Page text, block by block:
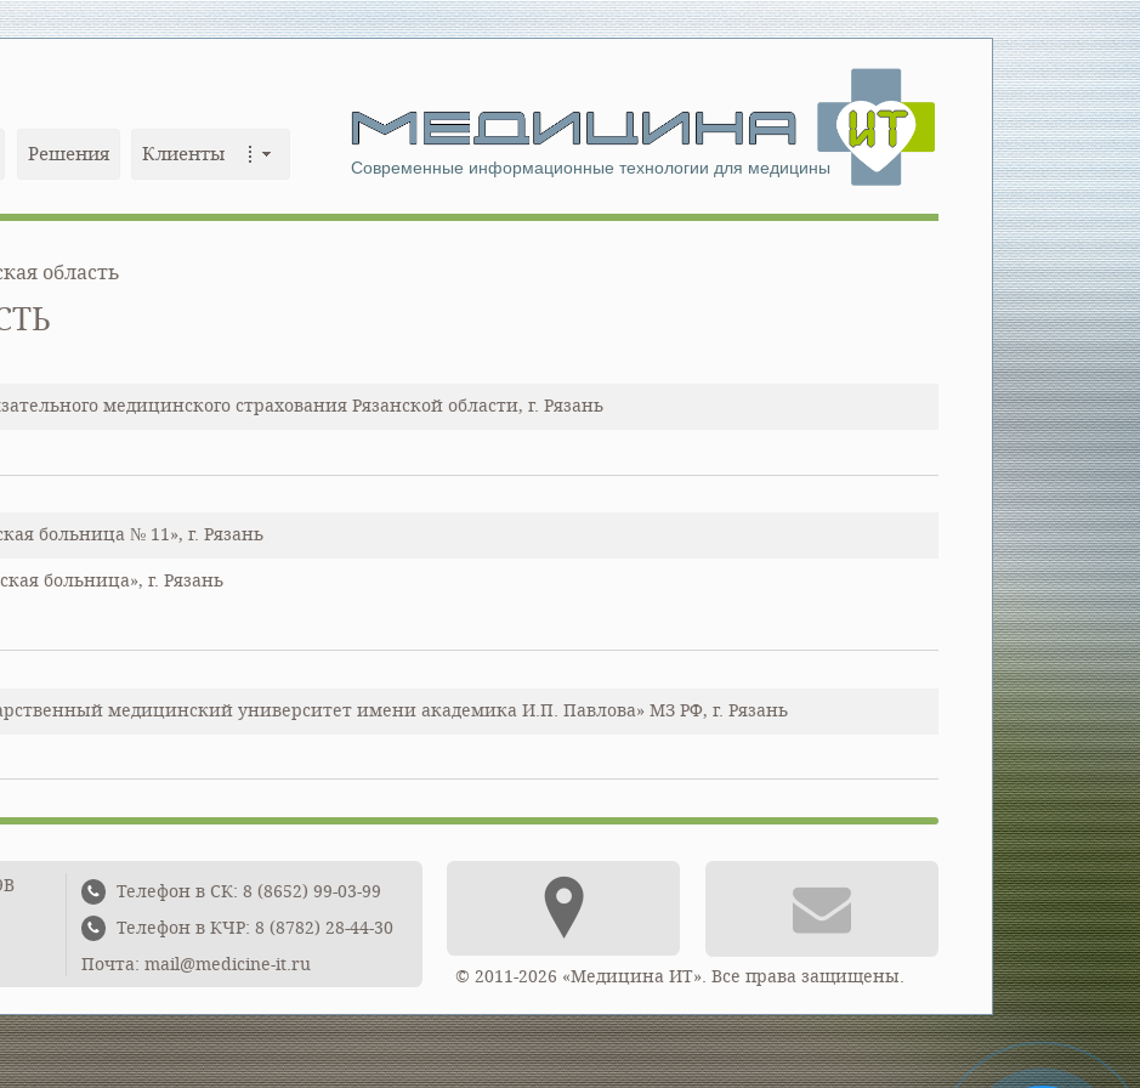
Решения Клиенты
Современные информационные технологии для медицины
область
медицинского страхования Рязанской области, г. Рязань
больница № 11», г. Рязань
больница», г. Рязань
медицинский университет имени академика И.П. Павлова» МЗ РФ, г. Рязань
Телефон в СК: 8 (8652) 99-03-99
Телефон в КЧР: 8 (8782) 28-44-30
Почта: mail@medicine-it.ru
© 2011-2026 «Медицина ИТ». Все права защищены.